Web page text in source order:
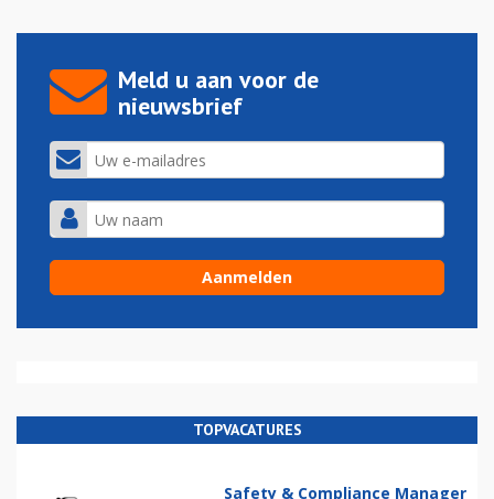
Meld u aan voor de
nieuwsbrief
TOPVACATURES
Safety & Compliance Manager